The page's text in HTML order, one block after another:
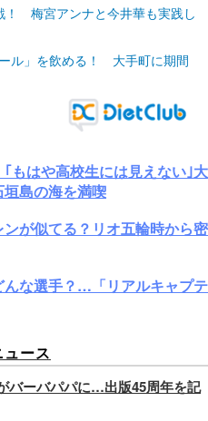
！ 梅宮アンナと今井華も実践し
ル」を飲める！ 大手町に期間
もはや高校生には見えない｣大
島の海を満喫
が似てる？リオ五輪時から密
な選手？…「リアルキャプテ
ュース
バーバパパに…出版45周年を記